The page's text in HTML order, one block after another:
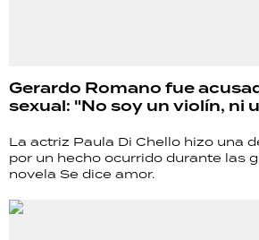
Gerardo Romano fue
sexual: "No soy un violín, ni
La actriz Paula Di Chello hizo una
por un hecho ocurrido durante las
novela Se dice amor.